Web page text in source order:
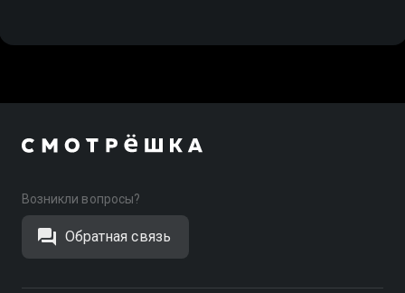
Возникли вопросы?
Обратная связь